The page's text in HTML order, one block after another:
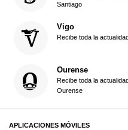
Santiago
Vigo
Recibe toda la
Ourense
Recibe toda la
Ourense
APLICACIONES MÓVILES